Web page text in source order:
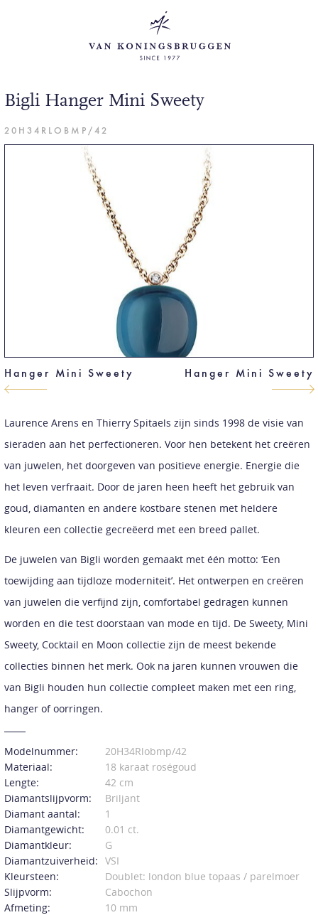
Bigli Hanger Mini Sweety
20H34RLOBMP/42
Hanger Mini Sweety Hanger Mini Sweety
Laurence Arens en Thierry Spitaels zijn sinds 1998 de visie van
sieraden aan het perfectioneren. Voor hen betekent het creëren
van juwelen, het doorgeven van positieve energie. Energie die
het leven verfraait. Door de jaren heen heeft het gebruik van
goud, diamanten en andere kostbare stenen met heldere
kleuren een collectie gecreëerd met een breed pallet.
De juwelen van Bigli worden gemaakt met één motto: ‘Een
toewijding aan tijdloze moderniteit’. Het ontwerpen en creëren
van juwelen die verfijnd zijn, comfortabel gedragen kunnen
worden en die test doorstaan van mode en tijd. De Sweety, Mini
Sweety, Cocktail en Moon collectie zijn de meest bekende
collecties binnen het merk. Ook na jaren kunnen vrouwen die
van Bigli houden hun collectie compleet maken met een ring,
hanger of oorringen.
Modelnummer:
20H34Rlobmp/42
Materiaal:
18 karaat roségoud
Lengte:
42 cm
Diamantslijpvorm:
Briljant
Diamant aantal:
1
Diamantgewicht:
0.01 ct.
Diamantkleur:
G
Diamantzuiverheid: VSI
Kleursteen:
Doublet: london blue topaas / parelmoer
Slijpvorm:
Cabochon
Afmeting:
10 mm